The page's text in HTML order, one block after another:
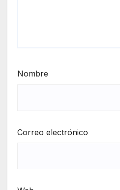
Nombre
Correo electrónico